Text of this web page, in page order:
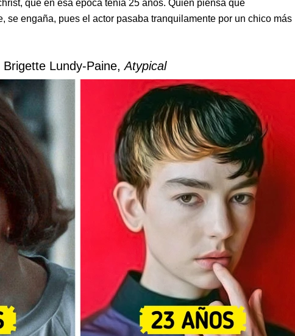
que en esa época tenía 25 años. Quien piensa que
se engaña, pues el actor pasaba tranquilamente por un chico más
Brigette Lundy-Paine,Atypical